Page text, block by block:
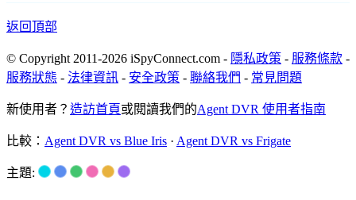
返回頂部
© Copyright 2011-2026 iSpyConnect.com - 隱私政策 - 服務條款 -
服務狀態 - 法律資訊 - 安全政策 - 聯絡我們 - 常見問題
新使用者？ 造訪首頁或閱讀我們的Agent DVR 使用者指南
比較： Agent DVR vs Blue Iris · Agent DVR vs Frigate
主題: